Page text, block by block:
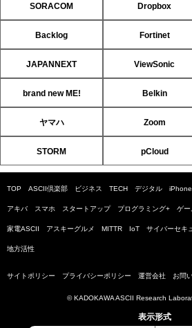
SORACOM Dropbox
Backlog Fortinet
JAPANNEXT ViewSonic
brand new ME! Belkin
ヤマハ Zoom
STORM pCloud
TOP ASCII倶楽部 ビジネス TECH デジタル
アキバ スマホ スタートアップ プログラミング+ ゲー
家電ASCII アスキーグルメ MITTR IoT サイバーセキ
地方活性
サイトポリシー プライバシーポリシー 運営会社 お問
© KADOKAWA ASCII Research
表示形式